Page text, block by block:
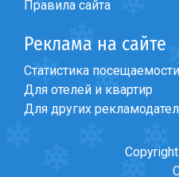
Правила сайта
Реклама на сайте
Статистика посещаемости
Для отелей и квартир
Для других